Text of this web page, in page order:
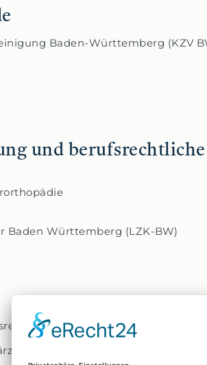
Baden-Württemberg (KZV
und
Baden Württemberg (LZK-BW)
Regelungen:
Zahnärztinnen Heilberufe-